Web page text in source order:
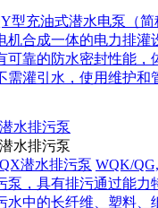
型充油式潜水电泵（
机合成一体的电力排灌
可靠的防水密封性能，
需灌引水，使用维护和
潜水排污泵 WQK/
泵，具有排污通过能力
水中的长纤维、塑料、